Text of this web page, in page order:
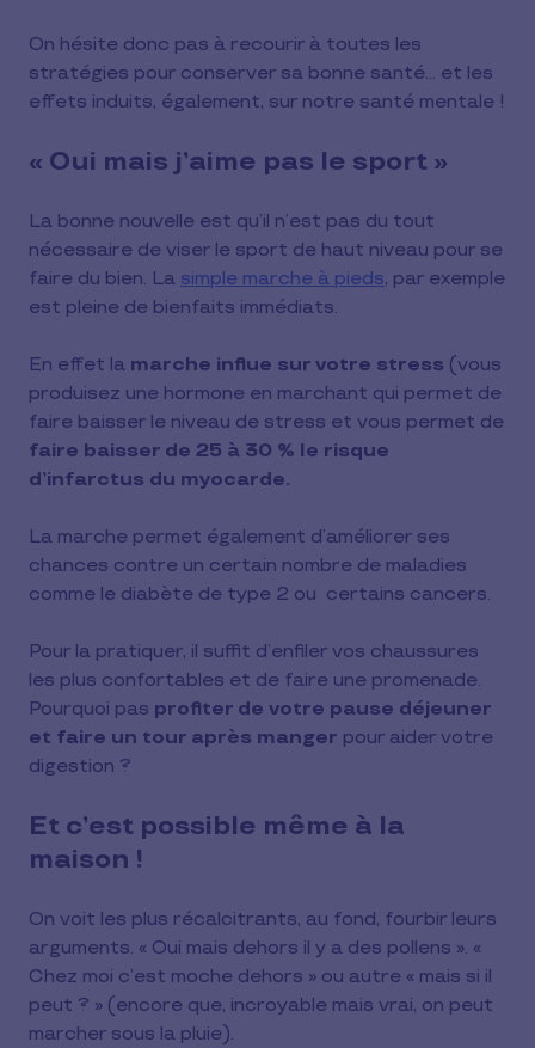
On hésite donc pas à recourir à toutes les
stratégies pour conserver sa bonne santé… et les
effets induits, également, sur notre santé mentale !
« Oui mais j’aime pas le sport »
La bonne nouvelle est qu’il n’est pas du tout
nécessaire de viser le sport de haut niveau pour se
faire du bien. La simple marche à pieds, par exemple
est pleine de bienfaits immédiats.
En effet la marche influe sur votre stress (vous
produisez une hormone en marchant qui permet de
faire baisser le niveau de stress et vous permet de
faire baisser de 25 à 30 % le risque
d’infarctus du myocarde.
La marche permet également d’améliorer ses
chances contre un certain nombre de maladies
comme le diabète de type 2 ou certains cancers.
Pour la pratiquer, il suffit d’enfiler vos chaussures
les plus confortables et de faire une promenade.
Pourquoi pas profiter de votre pause déjeuner
et faire un tour après manger pour aider votre
digestion ?
Et c’est possible même à la
maison !
On voit les plus récalcitrants, au fond, fourbir leurs
arguments. « Oui mais dehors il y a des pollens ». «
Chez moi c’est moche dehors » ou autre « mais si il
peut ? » (encore que, incroyable mais vrai, on peut
marcher sous la pluie).